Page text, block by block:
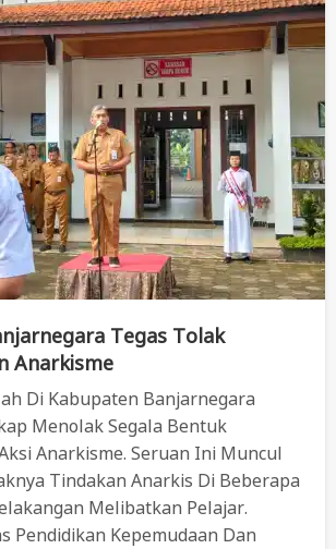
Tegas Tolak
Anarkisme
Di Kabupaten Banjarnegara
Menolak Segala Bentuk
Anarkisme. Seruan Ini Muncul
Tindakan Anarkis Di Beberapa
Melibatkan Pelajar.
Pendidikan Kepemudaan Dan